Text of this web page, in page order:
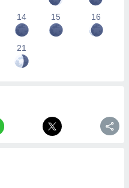
14 15 16
21